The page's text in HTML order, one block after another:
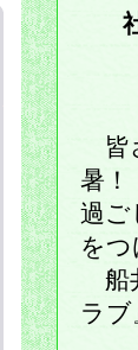
皆
暑
過ご
をつ
船
ラ